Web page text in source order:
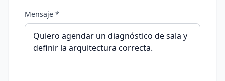
Mensaje *